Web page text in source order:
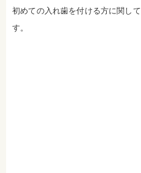
日本大学歯学部非常勤講師
社会福祉法人富士白苑理事
初めての入れ歯を付ける方に関し
す。